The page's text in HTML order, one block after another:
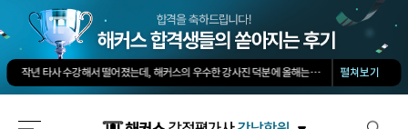
회계 타학원 1타보다 솔직히 500배는 좋아요. 쉽게 고득점 가능합니다.-소*진님
김*호님
작년 타사 수강해서 떨어졌는데, 해커스의 우수한 강사진 덕분에 올해는 합격하게 되었습니다.
해커스 선생님이 출제하신 동형모의고사 다 풀었는데 적중률 미쳤어요. 시험장에서 깜짝 놀랐습니다.
권*현님
펼쳐보기